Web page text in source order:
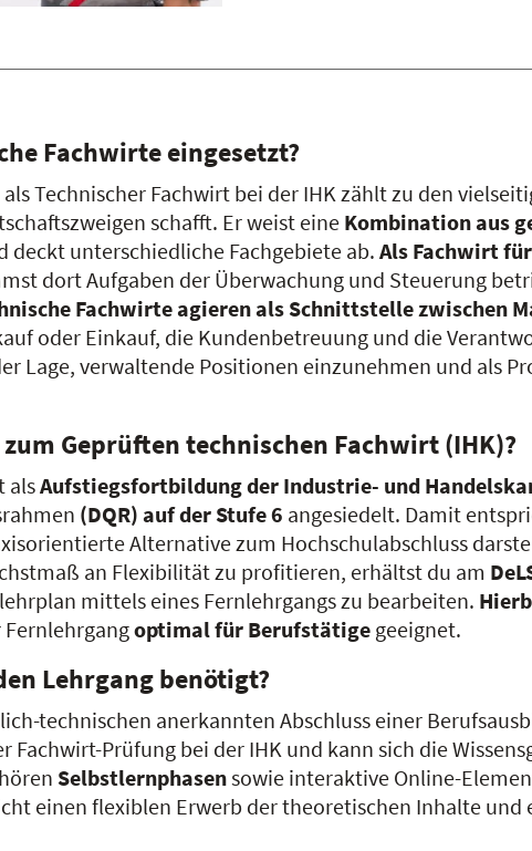
Fachwirte eingesetzt?
als Technischer Fachwirt bei der IHK zählt zu den
schafft. Er weist eineKombination aus
deckt unterschiedliche Fachgebiete ab.Als Fachwirt
dort Aufgaben der Überwachung und Steuerung
Fachwirte agieren als Schnittstelle zwischen
oder Einkauf, die Kundenbetreuung und die
Lage, verwaltende Positionen einzunehmen und als
Geprüften technischen Fachwirt (IHK)?
alsAufstiegsfortbildung der Industrie- und
(DQR) auf der Stufe 6 angesiedelt. Damit
Alternative zum Hochschulabschluss
an Flexibilität zu profitieren, erhältst du am
mittels eines Fernlehrgangs zu bearbeiten.
Fernlehrgangoptimal für Berufstätige geeignet.
Lehrgang benötigt?
technischen anerkannten Abschluss einer
Prüfung bei der IHK und kann sich die
Selbstlernphasensowie interaktive Online-
einen flexiblen Erwerb der theoretischen Inhalte